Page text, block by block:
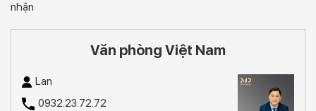
nhận
Văn phòng Việt Nam
Lan
0932.23.72.72